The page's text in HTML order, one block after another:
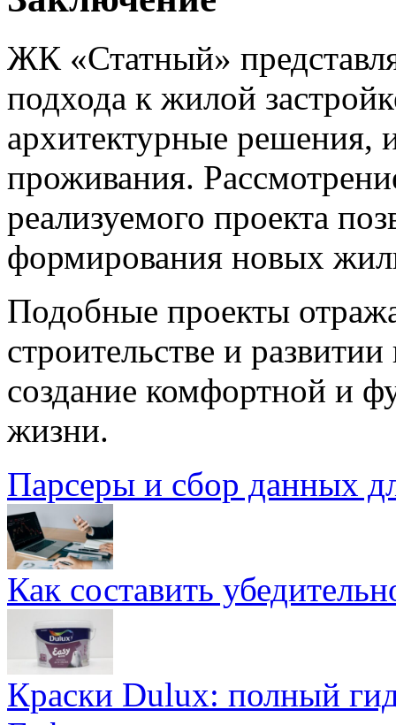
ЖК «Статный»
подхода к жилой
архитектурные решения,
проживания.
реализуемого проекта
формирования новых
Подобные проекты
строительстве и
создание комфортной и
жизни.
Парсеры и сбор данных
Как составить
Краски Dulux: полный